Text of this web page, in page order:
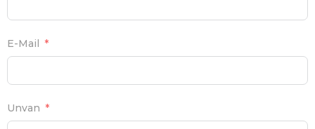
E-Mail
Unvan